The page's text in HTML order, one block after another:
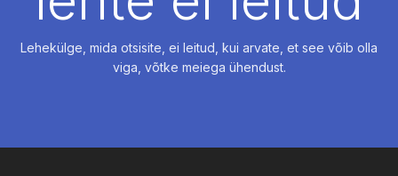
Lehekülge, mida otsisite, ei leitud, kui arvate, et see võib olla
viga, võtke meiega ühendust.